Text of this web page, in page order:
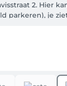
2. Hier
parkeren), je